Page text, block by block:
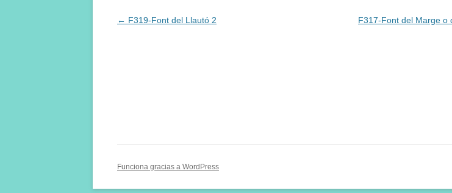
Navegación
← F319-Font del Llautó 2 F317-Font del Marge o
Funciona gracias a WordPress